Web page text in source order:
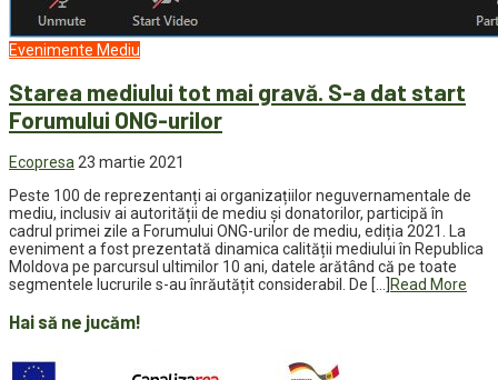
Evenimente Mediu
Starea mediului tot mai gravă. S-a dat start
Forumului ONG-urilor
Ecopresa 23 martie 2021
Peste 100 de reprezentanți ai organizațiilor neguvernamentale de
mediu, inclusiv ai autorității de mediu și donatorilor, participă în
cadrul primei zile a Forumului ONG-urilor de mediu, ediția 2021. La
eveniment a fost prezentată dinamica calității mediului în Republica
Moldova pe parcursul ultimilor 10 ani, datele arătând că pe toate
segmentele lucrurile s-au înrăutățit considerabil. De […]Read More
Hai să ne jucăm!